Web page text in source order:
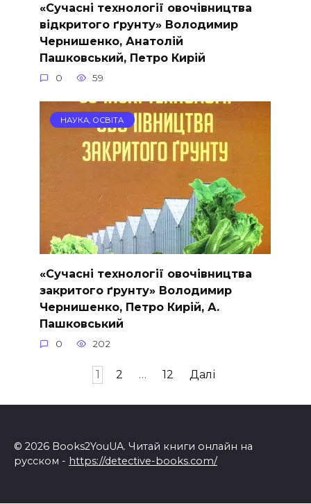
«Сучасні технології овочівництва
відкритого ґрунту» Володимир
Чернишенко, Анатолій
Пашковський, Петро Кирій
0 59
НАУКА, ОСВІТА
«Сучасні технології овочівництва
закритого ґрунту» Володимир
Чернишенко, Петро Кирій, А.
Пашковський
0 202
1 2 … 12 Далі
© 2026 Books2YouUA. Читай книги онлайн на
русском - https://detective-books.com/